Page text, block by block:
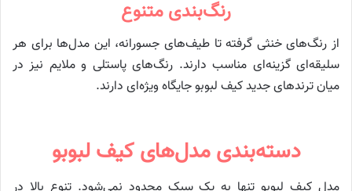
رنگ‌بندی متنوع
از رنگ‌های خنثی گرفته تا طیف‌های جسورانه، این مدل‌ها برای هر
سلیقه‌ای گزینه‌ای مناسب دارند. رنگ‌های پاستلی و ملایم نیز در
میان ترندهای جدید کیف لبوبو جایگاه ویژه‌ای دارند.
دسته‌بندی مدل‌های کیف لبوبو